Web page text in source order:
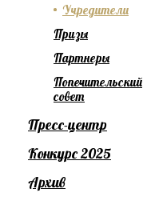
Учредители
Призы
Партнеры
Попечительский
совет
Пресс-центр
Конкурс 2025
Архив